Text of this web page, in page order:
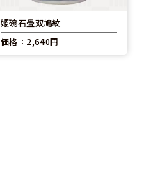
姫碗石畳双鳩紋
価格：2,640円